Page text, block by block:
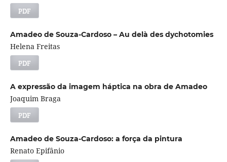
PDF
Amadeo de Souza-Cardoso – Au delà des dychotomies
Helena Freitas
PDF
A expressão da imagem háptica na obra de Amadeo
Joaquim Braga
PDF
Amadeo de Souza-Cardoso: a força da pintura
Renato Epifânio